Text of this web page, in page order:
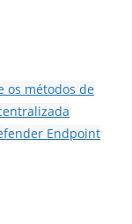
os métodos de
Endpoint